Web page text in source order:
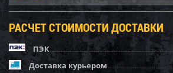
РАСЧЕТ СТОИМОСТИ ДОСТАВКИ
ПЭК
Доставка курьером